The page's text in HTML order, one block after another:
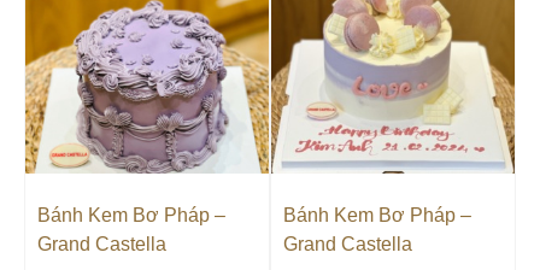
Bánh Kem Bơ Pháp –
Grand Castella
Bánh Kem Bơ Pháp –
Grand Castella